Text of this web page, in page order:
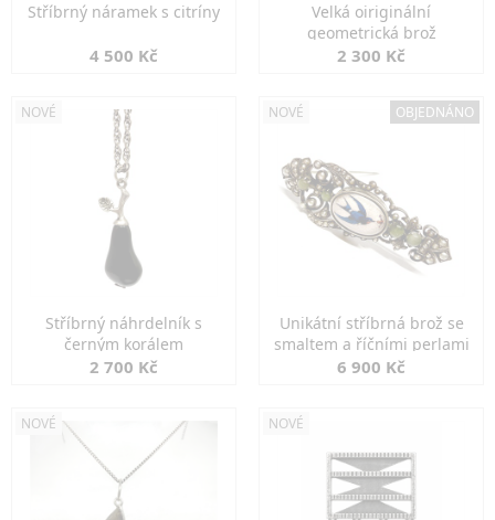
Stříbrný náramek s citríny
4 500 Kč
Velká oiriginální
geometrická brož
2 300 Kč
NOVÉ
Stříbrný náhrdelník s
černým korálem
2 700 Kč
NOVÉ OBJEDNÁNO
Unikátní stříbrná brož se
smaltem a říčními perlami
6 900 Kč
NOVÉ NOVÉ